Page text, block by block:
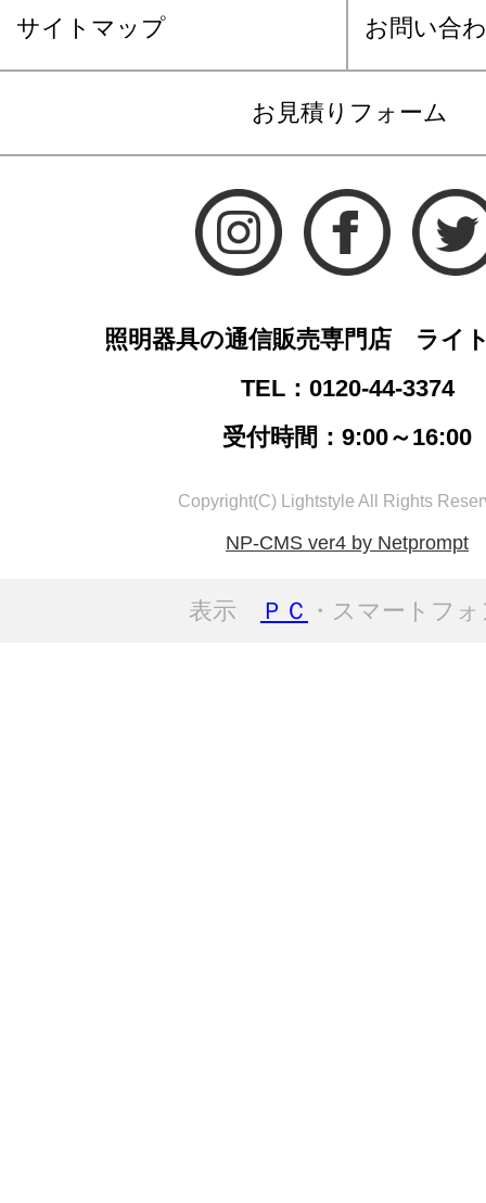
サイトマップ お問い合
お見積りフォーム
照明器具の通信販売専門店 ライ
TEL：0120-44-3374
受付時間：9:00～16:00
Copyright(C) Lightstyle All Rights
NP-CMS ver4 by Netprompt
表示 ＰＣ ・スマートフ